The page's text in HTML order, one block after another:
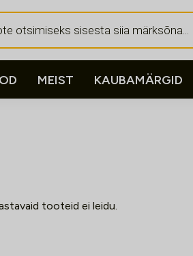
MEIST KAUBAMÄRGID
tooteid ei leidu.